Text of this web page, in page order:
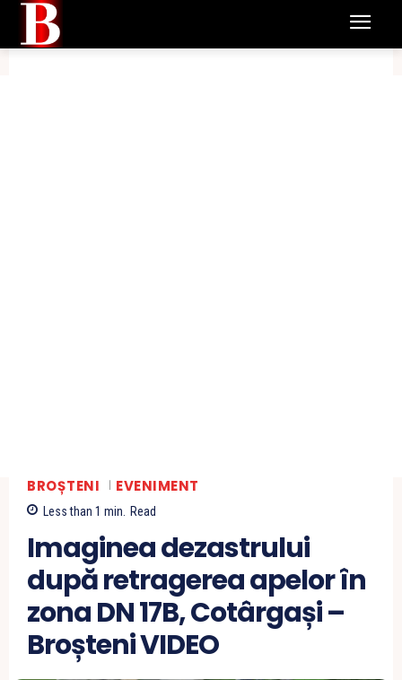
BROȘTENI EVENIMENT
Less than 1 min. Read
Imaginea dezastrului
după retragerea apelor în
zona DN 17B, Cotârgași –
Broșteni VIDEO